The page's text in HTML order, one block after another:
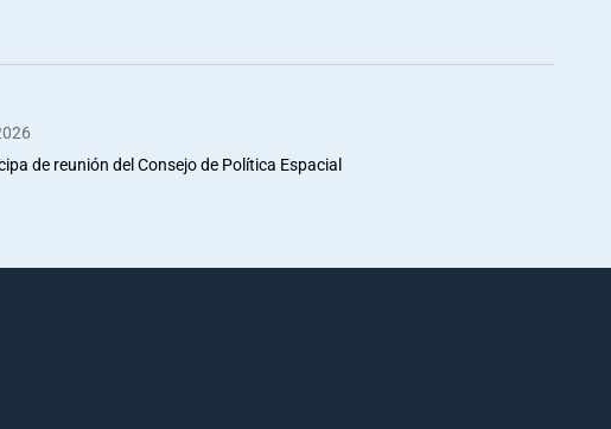
de reunión del Consejo de Política Espacial